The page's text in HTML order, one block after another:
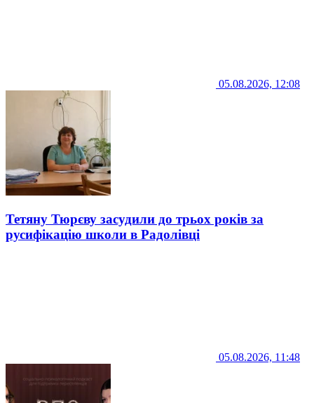
05.08.2026, 12:08
Тетяну Тюрєву засудили до трьох років за
русифікацію школи в Радолівці
05.08.2026, 11:48